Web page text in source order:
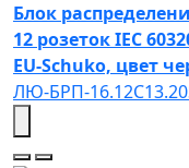
Блок
12 розеток IEC
EU-Schuko, цвет
ЛЮ-БРП-